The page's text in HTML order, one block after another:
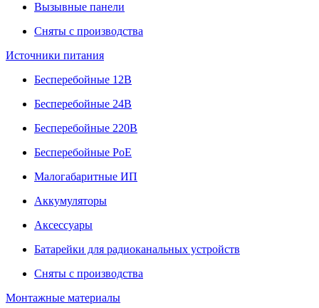
Вызывные панели
Сняты с производства
Источники питания
Бесперебойные 12В
Бесперебойные 24В
Бесперебойные 220В
Бесперебойные PoE
Малогабаритные ИП
Аккумуляторы
Аксессуары
Батарейки для радиоканальных устройств
Сняты с производства
Монтажные материалы